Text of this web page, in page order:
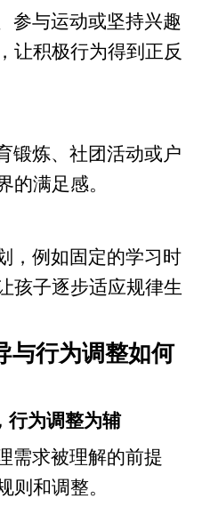
参与运动或坚持兴趣
让积极行为得到正反
锻炼、社团活动或户
的满足感。
，例如固定的学习时
孩子逐步适应规律生
与行为调整如何
行为调整为辅
需求被理解的前提
则和调整。